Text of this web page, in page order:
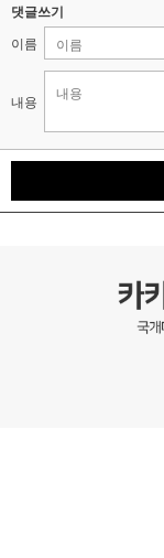
댓글쓰기
이름
내용